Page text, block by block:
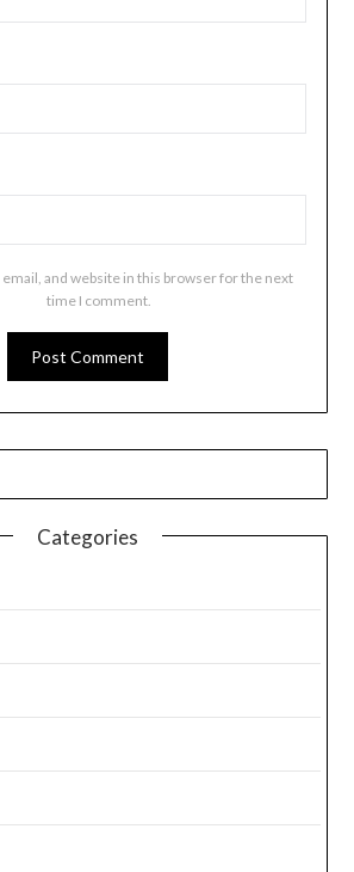
email, and website in this browser for the next
time I comment.
Categories